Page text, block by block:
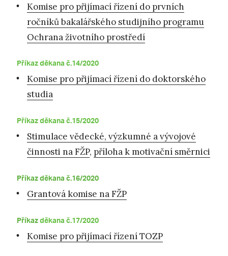
Komise pro přijímací řízení do prvních
ročníků bakalářského studijního programu
Ochrana životního prostředí
Příkaz děkana č.14/2020
Komise pro přijímací řízení do doktorského
studia
Příkaz děkana č.15/2020
Stimulace vědecké, výzkumné a vývojové
činnosti na FŽP, příloha k motivační směrnici
Příkaz děkana č.16/2020
Grantová komise na FŽP
Příkazděkana č.17/2020
Komise pro přijímací řízení TOZP